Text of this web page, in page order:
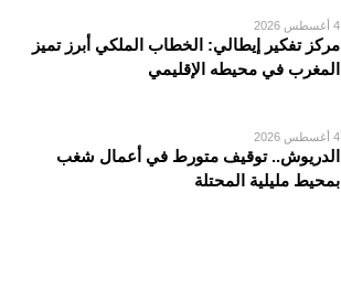
4 أغسطس 2026
مركز تفكير إيطالي: الخطاب الملكي أبرز تميز
المغرب في محيطه الإقليمي
4 أغسطس 2026
الدريوش.. توقيف متورط في أعمال شغب
بمحيط مليلية المحتلة